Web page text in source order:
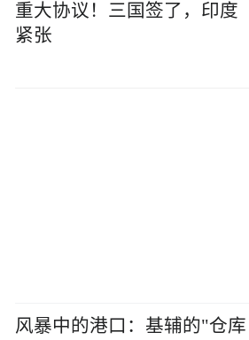
重大协议！三国签了，印度
紧张
风暴中的港口：基辅的"仓库